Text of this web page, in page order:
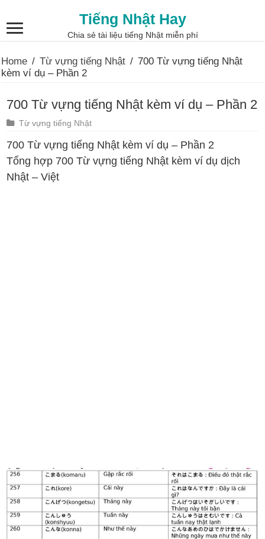
Tiếng Nhật Hay
Chia sẻ tài liệu tiếng Nhật miễn phí
Home / Từ vựng tiếng Nhật / 700 Từ vựng tiếng Nhật
kèm ví dụ – Phần 2
700 Từ vựng tiếng Nhật kèm ví dụ – Phần 2
Từ vựng tiếng Nhật
700 Từ vựng tiếng Nhật kèm ví dụ – Phần 2
Tổng hợp 700 Từ vựng tiếng Nhật kèm ví dụ dịch
Nhật – Việt